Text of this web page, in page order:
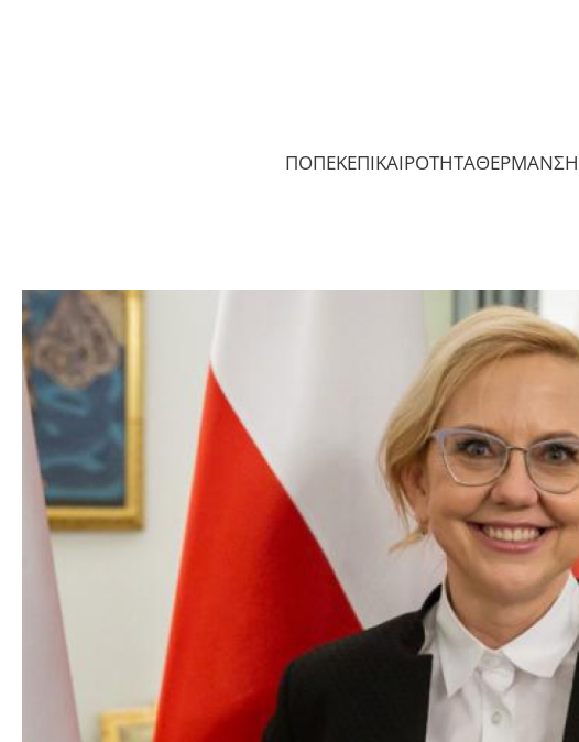
ΠΟΠΕΚΕΠΙΚΑΙΡΟΤΗΤΑΘΕΡΜΑΝΣΗ